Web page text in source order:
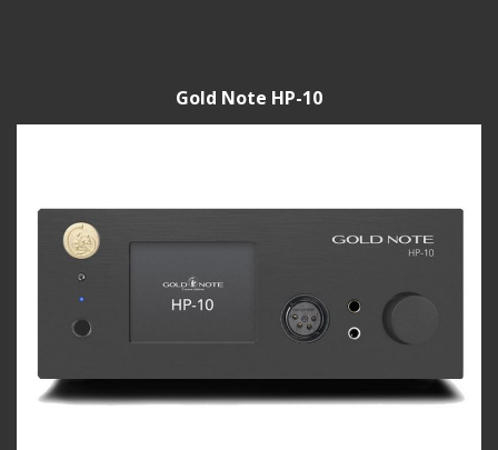
Gold Note HP-10